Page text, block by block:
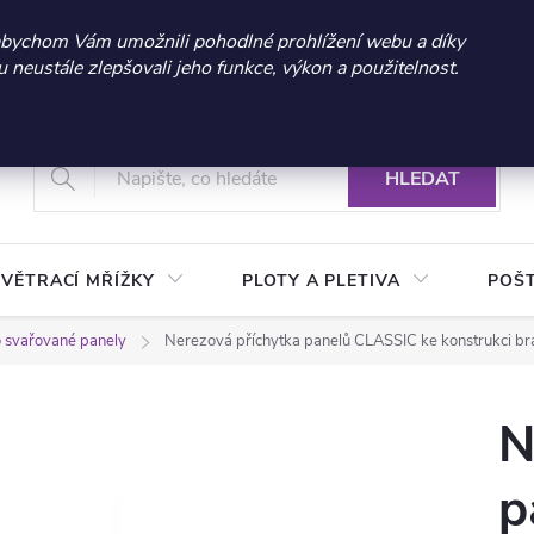
sleva 300 Kč při nákupu nad 3.000 Kč | Platnost do 21.9.2026
Vám umožnili pohodlné prohlížení webu a díky
neustále zlepšovali jeho funkce, výkon a použitelnost.
+420 604 269 200
Vrácení a reklamace zboží Podmínky ochrany osobních údajů
HLEDAT
VĚTRACÍ MŘÍŽKY PLOTY A PLETIVA
svařované panely Nerezová příchytka panelů CLASSIC ke konstrukci